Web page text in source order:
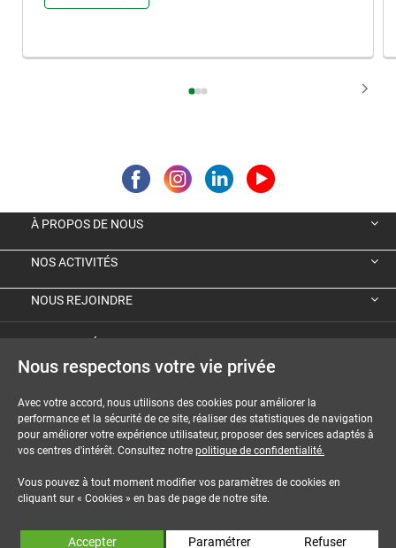
À PROPOS DE NOUS
NOS ACTIVITÉS
NOUS REJOINDRE
MENTIONS LÉGALES
CGU-CGV
COOKIES
NOUS CONTACTER
Nous respectons votre vie privée
Avec votre accord, nous utilisons des cookies pour améliorer la
performance et la sécurité de ce site, réaliser des statistiques de navigation
pour améliorer votre expérience utilisateur, proposer des services adaptés à
vos centres d'intérêt. Consultez notre politique de confidentialité.
Vous pouvez à tout moment modifier vos paramètres de cookies en
cliquant sur « Cookies » en bas de page de notre site.
Accepter Paramétrer Refuser